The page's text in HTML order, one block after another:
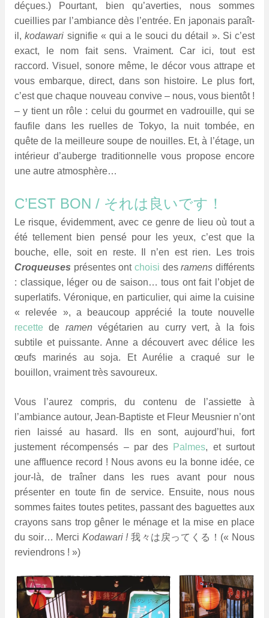
déçues.) Pourtant, bien qu’averties, nous sommes
cueillies par l’ambiance dès l’entrée. En japonais paraît-
il,kodawari signifie « qui a le souci du détail ». Si c’est
exact, le nom fait sens. Vraiment. Car ici, tout est
raccord. Visuel, sonore même, le décor vous attrape et
vous embarque, direct, dans son histoire. Le plus fort,
c’est que chaque nouveau convive – nous, vous bientôt !
– y tient un rôle : celui du gourmet en vadrouille, qui se
faufile dans les ruelles de Tokyo, la nuit tombée, en
quête de la meilleure soupe de nouilles. Et, à l’étage, un
intérieur d’auberge traditionnelle vous propose encore
une autre atmosphère…
C’EST BON / それは良いです！
Le risque, évidemment, avec ce genre de lieu où tout a
été tellement bien pensé pour les yeux, c’est que la
bouche, elle, soit en reste. Il n’en est rien. Les trois
Croqueuses présentes ont choisi desramens différents
: classique, léger ou de saison… tous ont fait l’objet de
superlatifs. Véronique, en particulier, qui aime la cuisine
« relevée », a beaucoup apprécié la toute nouvelle
recette de ramenvégétarien au curry vert, à la fois
subtile et puissante. Anne a découvert avec délice les
œufs marinés au soja. Et Aurélie a craqué sur le
bouillon, vraiment très savoureux.
Vous l’aurez compris, du contenu de l’assiette à
l’ambiance autour, Jean-Baptiste et Fleur Meusnier n’ont
rien laissé au hasard. Ils en sont, aujourd’hui, fort
justement récompensés – par des
Palmes, et surtout
une affluence record ! Nous avons eu la bonne idée, ce
jour-là, de traîner dans les rues avant pour nous
présenter en toute fin de service. Ensuite, nous nous
sommes faites toutes petites, passant des baguettes aux
crayons sans trop gêner le ménage et la mise en place
du soir… Merci Kodawari !我々は戻ってくる！(« Nous
reviendrons ! »)